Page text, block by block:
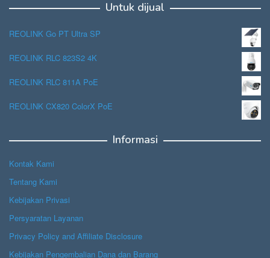
Untuk dijual
REOLINK Go PT Ultra SP
REOLINK RLC 823S2 4K
REOLINK RLC 811A PoE
REOLINK CX820 ColorX PoE
Informasi
Kontak Kami
Tentang Kami
Kebijakan Privasi
Persyaratan Layanan
Privacy Policy and Affiliate Disclosure
Kebijakan Pengembalian Dana dan Barang